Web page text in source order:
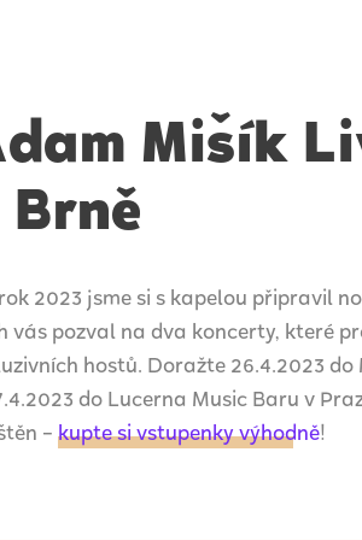
Mišík
2023 jsme si s kapelou připravil
vás pozval na dva koncerty, které
hostů. Doražte 26.4.2023
do Lucerna Music Baru v
– kupte si vstupenky výhodně!